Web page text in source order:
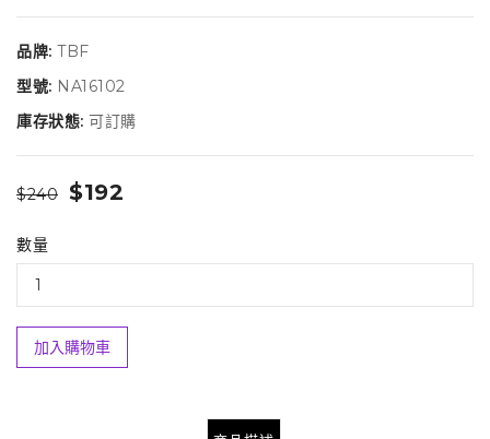
品牌: TBF
型號: NA16102
庫存狀態: 可訂購
$240 $192
數量
加入購物車